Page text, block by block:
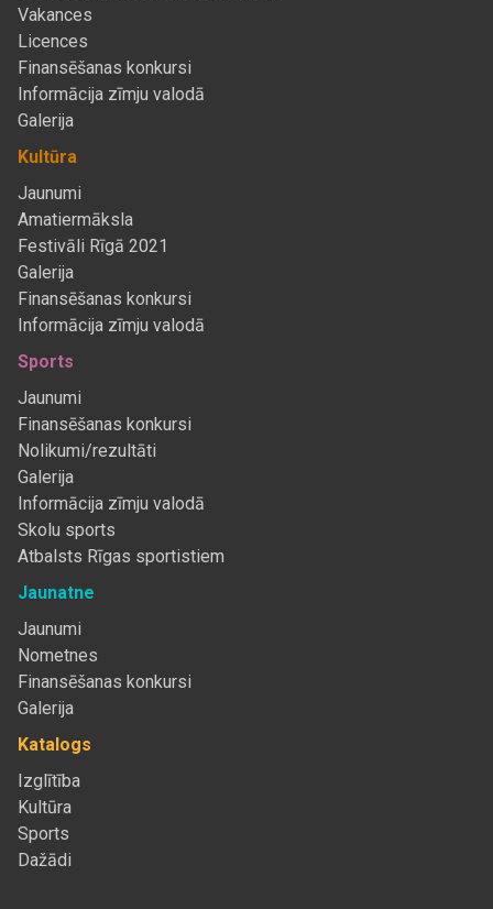
Vakances
Licences
Finansēšanas konkursi
Informācija zīmju valodā
Galerija
Kultūra
Jaunumi
Amatiermāksla
Festivāli Rīgā 2021
Galerija
Finansēšanas konkursi
Informācija zīmju valodā
Sports
Jaunumi
Finansēšanas konkursi
Nolikumi/rezultāti
Galerija
Informācija zīmju valodā
Skolu sports
Atbalsts Rīgas sportistiem
Jaunatne
Jaunumi
Nometnes
Finansēšanas konkursi
Galerija
Katalogs
Izglītība
Kultūra
Sports
Dažādi